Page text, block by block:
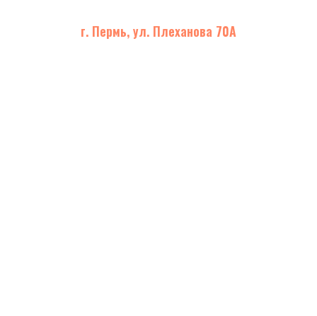
г. Пермь, ул. Плеханова 70А